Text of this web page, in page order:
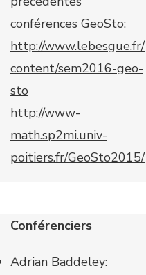
conférences GeoSto:
http://www.lebesgue.fr/
content/sem2016-geo-
sto
http://www-
math.sp2mi.univ-
poitiers.fr/GeoSto2015/
Conférenciers
​Adrian Baddeley: